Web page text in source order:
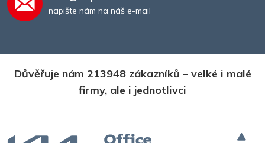
napište nám na náš e-mail
Důvěřuje nám 213948 zákazníků – velké i malé
firmy, ale i jednotlivci